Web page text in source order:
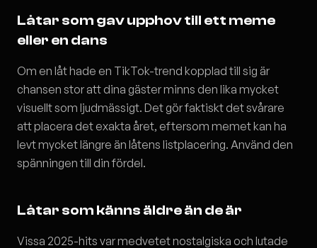
Låtar som gav upphov till ett meme
eller en dans
Om en låt hade en TikTok-trend kopplad till sig är
chansen stor att dina gäster minns den lika mycket
visuellt som ljudmässigt. Det gör faktiskt det svårare
att placera det exakta året, eftersom memet kan ha
levt mycket längre än låtens listplacering. Använd den
spänningen till din fördel.
Låtar som känns äldre än de är
Vissa 2025-hits var medvetet nostalgiska och lutade